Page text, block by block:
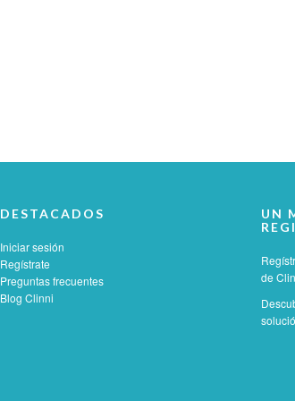
DESTACADOS
Iniciar sesión
Regístrate
Preguntas frecuentes
Blog Clinni
UN
de